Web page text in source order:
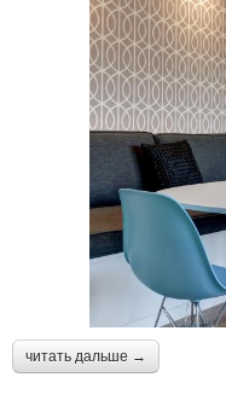
читать дальше →